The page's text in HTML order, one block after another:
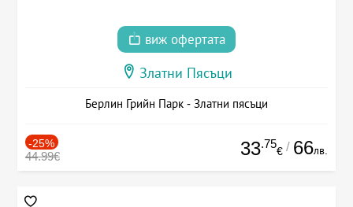
виж офертата
Златни Пясъци
Берлин Грийн Парк - Златни пясъци
-25%
44.99€ 33.75
€ / 66лв.